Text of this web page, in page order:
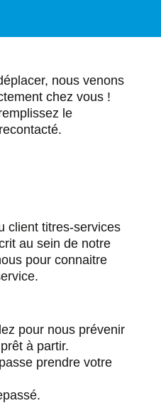
nous venons
chez vous !
le
client titres-services
au sein de notre
pour connaitre
pour nous prévenir
à partir.
prendre votre
.